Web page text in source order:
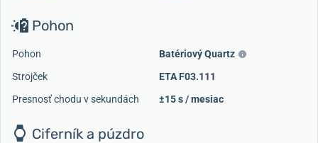
Pohon
Pohon
Batériový Quartz
Strojček
ETA F03.111
Presnosť chodu v sekundách
±15 s / mesiac
Ciferník a púzdro